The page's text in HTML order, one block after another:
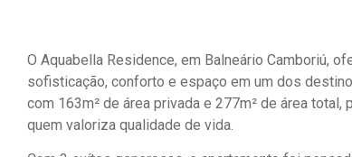
O Aquabella Residence, em Balneário Camboriú,
sofisticação, conforto e espaço em um dos
com 163m² de área privada e 277m² de área
quem valoriza qualidade de vida.